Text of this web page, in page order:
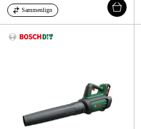
Sammenlign